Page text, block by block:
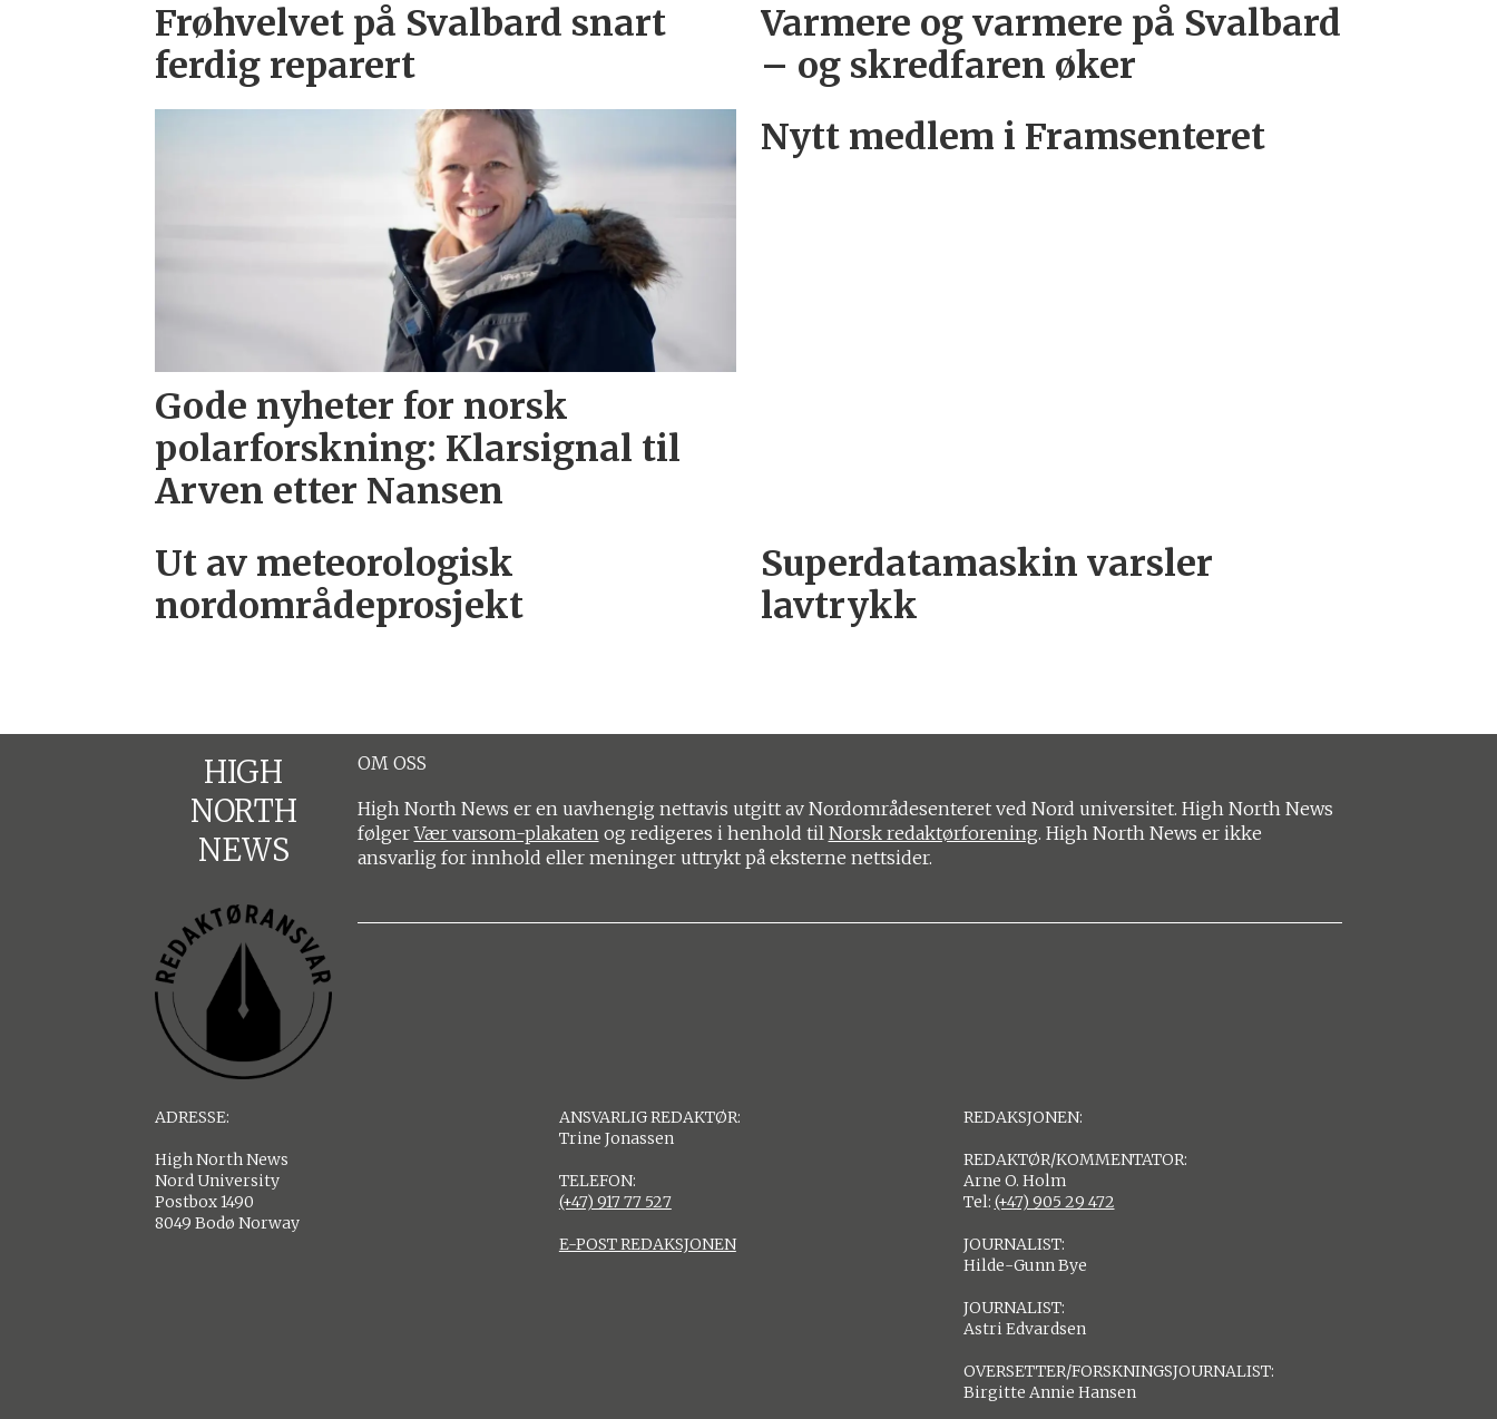
Frøhvelvet på Svalbard snart
ferdig reparert
Varmere og varmere på Svalbard
– og skredfaren øker
Gode nyheter for norsk
polarforskning: Klarsignal til
Arven etter Nansen
Nytt medlem i Framsenteret
Ut av meteorologisk
nordområdeprosjekt
Superdatamaskin varsler
lavtrykk
HIGH
NORTH
NEWS
OM OSS
High North News er en uavhengig nettavis utgitt av Nordområdesenteret ved Nord universitet. High North News
følgerVær varsom-plakatenog redigeres i henhold til Norsk redaktørforening. High North News er ikke
ansvarlig for innhold eller meninger uttrykt på eksterne nettsider.
ADRESSE:
High North News
Nord University
Postbox 1490
8049 Bodø Norway
ANSVARLIG REDAKTØR:
Trine Jonassen
TELEFON:
(+47) 917 77 527
E-POST REDAKSJONEN
REDAKSJONEN:
REDAKTØR/KOMMENTATOR:
Arne O. Holm
Tel: (+47) 905 29 472
JOURNALIST:
Hilde-Gunn Bye
JOURNALIST:
Astri Edvardsen
OVERSETTER/FORSKNINGSJOURNALIST:
Birgitte Annie Hansen